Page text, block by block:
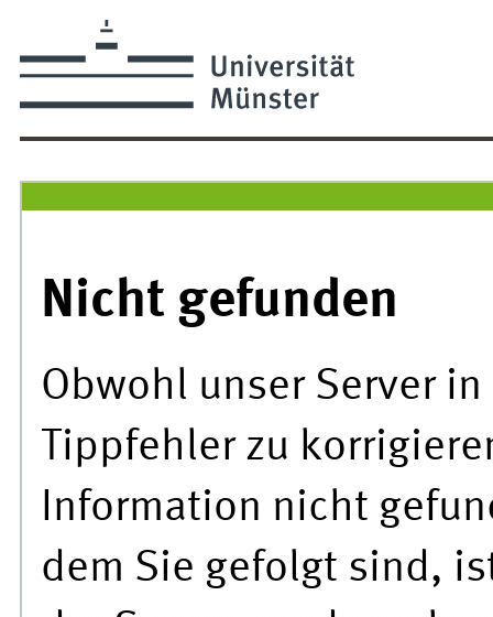
Nicht gefunden
Obwohl unser Server
Tippfehler zu
Information nicht
dem Sie gefolgt sind,